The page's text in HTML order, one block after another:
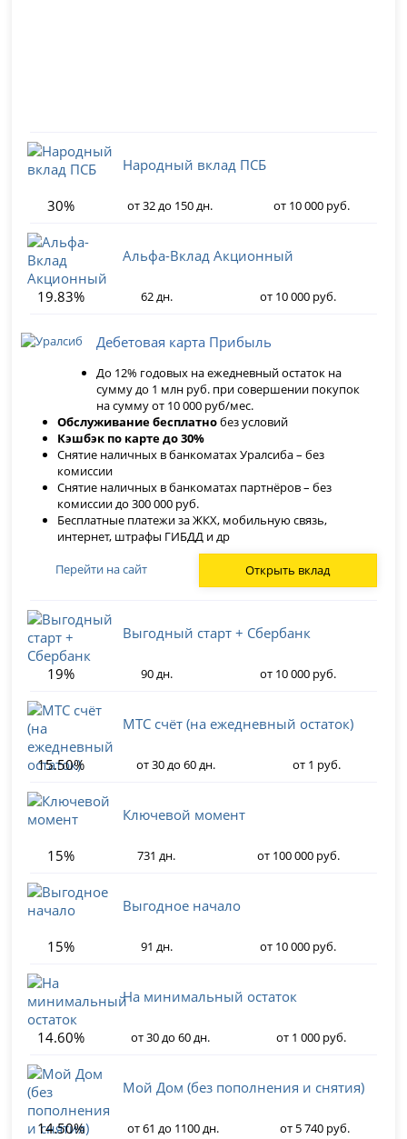
Народный вклад ПСБ
30% от 32 до 150 дн. от 10 000 руб.
Альфа-Вклад Акционный
19.83% 62 дн. от 10 000 руб.
Дебетовая карта Прибыль
До 12% годовых на ежедневный остаток на
сумму до 1 млн руб. при совершении покупок
на сумму от 10 000 руб/мес.
Обслуживание бесплатнобез условий
Кэшбэк по карте до 30%
Снятие наличных в банкоматах Уралсиба – без
комиссии
Снятие наличных в банкоматах партнёров – без
комиссии до 300 000 руб.
Бесплатные платежи за ЖКХ, мобильную связь,
интернет, штрафы ГИБДД и др
Перейти на сайт
Открыть вклад
Выгодный старт + Сбербанк
19% 90 дн. от 10 000 руб.
МТС счёт (на ежедневный остаток)
15.50% от 30 до 60 дн. от 1 руб.
Ключевой момент
15% 731 дн. от 100 000 руб.
Выгодное начало
15% 91 дн. от 10 000 руб.
На минимальный остаток
14.60% от 30 до 60 дн. от 1 000 руб.
Мой Дом (без пополнения и снятия)
14.50% от 61 до 1100 дн. от 5 740 руб.